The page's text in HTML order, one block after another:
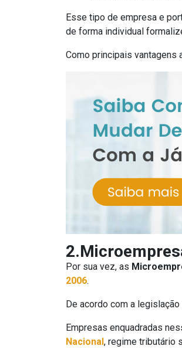
Esse tipo de empresa e
de forma individual
Como principais vantagens
Por sua vez, as
2006.
De acordo com a
Empresas enquadradas
Nacional, regime tributário